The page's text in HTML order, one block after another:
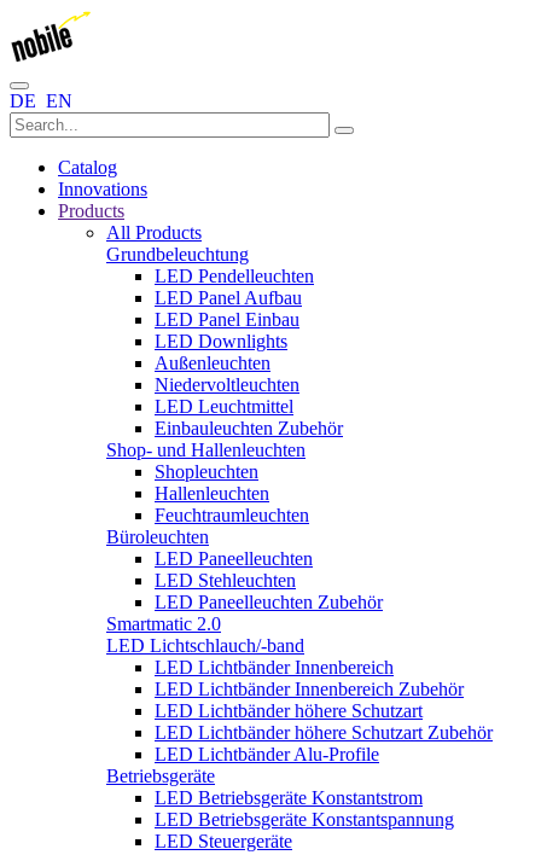
DE EN
Catalog
Innovations
Products
All Products
Grundbeleuchtung
LED Pendelleuchten
LED Panel Aufbau
LED Panel Einbau
LED Downlights
Außenleuchten
Niedervoltleuchten
LED Leuchtmittel
Einbauleuchten Zubehör
Shop- und Hallenleuchten
Shopleuchten
Hallenleuchten
Feuchtraumleuchten
Büroleuchten
LED Paneelleuchten
LED Stehleuchten
LED Paneelleuchten Zubehör
Smartmatic 2.0
LED Lichtschlauch/-band
LED Lichtbänder Innenbereich
LED Lichtbänder Innenbereich Zubehör
LED Lichtbänder höhere Schutzart
LED Lichtbänder höhere Schutzart Zubehör
LED Lichtbänder Alu-Profile
Betriebsgeräte
LED Betriebsgeräte Konstantstrom
LED Betriebsgeräte Konstantspannung
LED Steuergeräte